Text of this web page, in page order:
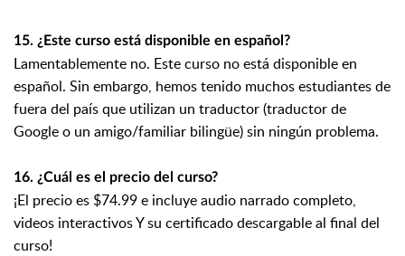
15. ¿Este curso está disponible en español?
Lamentablemente no. Este curso no está disponible en
español. Sin embargo, hemos tenido muchos estudiantes de
fuera del país que utilizan un traductor (traductor de
Google o un amigo/familiar bilingüe) sin ningún problema.
16. ¿Cuál es el precio del curso?
¡El precio es $74.99 e incluye audio narrado completo,
videos interactivos Y su certificado descargable al final del
curso!